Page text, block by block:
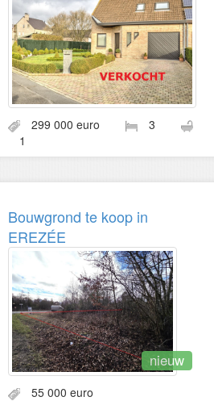
299 000 euro
3
1
Bouwgrond te koop in
EREZÉE
nieuw
55 000 euro